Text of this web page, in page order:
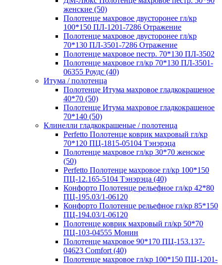
женские (50)
Полотенце махровое двусторонее гл/кр
100*150 ПЛ-1201-7286 Отражение
Полотенце махровое двусторонее гл/кр
70*130 ПЛ-3501-7286 Отражение
Полотенце махровое пестр. 70*130 ПЛ-3502
Полотенце махровое гл/кр 70*130 ПЛ-3501-
06355 Роудс (40)
Итума / полотенца
Полотенце Итума махровое гладкокрашеное
40*70 (50)
Полотенце Итума махровое гладкокрашеное
70*140 (50)
Клинелли гладкокрашеные / полотенца
Perfetto Полотенце коврик махровый гл/кр
70*120 ПЦ-1815-05104 Тэнэрэца
Полотенце махровое гл/кр 30*70 женское
(50)
Perfetto Полотенце махровое гл/кр 100*150
ПЦ-12.165-5104 Тэнэрэца (40)
Конфорто Полотенце рельефное гл/кр 42*80
ПЦ-195.03/1-06120
Конфорто Полотенце рельефное гл/кр 85*150
ПЦ-194.03/1-06120
Полотенце коврик махровый гл/кр 50*70
ПЦ-103-04555 Монин
Полотенце махровое 90*170 ПЦ-153.137-
04623 Comfort (40)
Полотенце махровое гл/кр 100*150 ПЦ-1201-